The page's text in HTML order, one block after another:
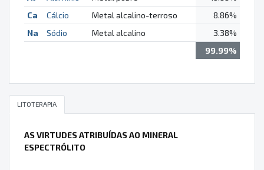
Ca
Cálcio Metal alcalino-terroso
8.86%
Na
Sódio Metal alcalino
3.38%
99.99%
LITOTERAPIA
AS VIRTUDES ATRIBUÍDAS AO MINERAL
ESPECTRÓLITO